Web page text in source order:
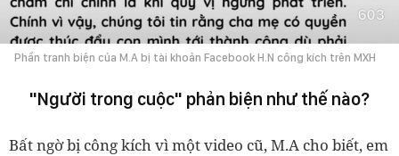
Phần tranh biện của M.A bị tài khoản Facebook H.N công kích trên MXH
"Người trong cuộc" phản biện như thế nào?
Bất ngờ bị công kích vì một video cũ, M.A cho biết, em